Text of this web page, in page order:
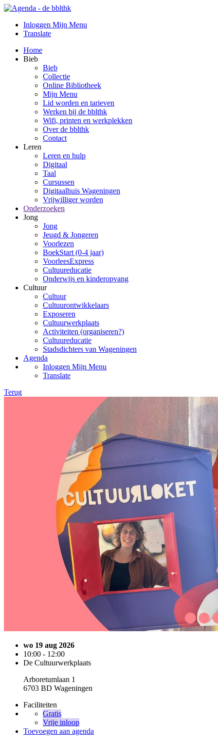
Inloggen Mijn Menu
Translate
Home
Bieb
Bieb
Collectie
Online Bibliotheek
Mijn Menu
Lid worden en tarieven
Werken bij de bblthk
Wifi, printen en werkplekken
Over de bblthk
Contact
Leren
Leren en hulp
Digitaal
Taal
Cursussen
Digitaalhuis Wageningen
Vrijwilliger worden
Onderzoeken
Jong
Jong
Jeugd & Jongeren
Voorlezen
BoekStart (0-4 jaar)
VoorleesExpress
Cultuureducatie
Onderwijs en kinderopvang
Cultuur
Cultuur
Cultuurontwikkelaars
Exposeren
Cultuurwerkplaats
Activiteiten (organiseren?)
Cultuureducatie
Stadsdichters van Wageningen
Agenda
Inloggen Mijn Menu
Translate
Terug
wo 19 aug 2026
10:00 - 12:00
De Cultuurwerkplaats
Arboretumlaan 1
6703 BD Wageningen
Faciliteiten
Gratis
Vrije inloop
Toevoegen aan agenda